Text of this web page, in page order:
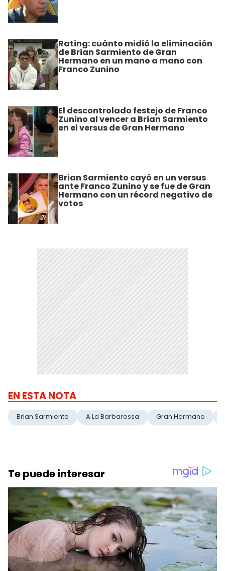
Rating: cuánto midió la eliminación
de Brian Sarmiento de Gran
Hermano en un mano a mano con
Franco Zunino
El descontrolado festejo de Franco
Zunino al vencer a Brian Sarmiento
en el versus de Gran Hermano
Brian Sarmiento cayó en un versus
ante Franco Zunino y se fue de Gran
Hermano con un récord negativo de
votos
EN ESTA NOTA
Brian Sarmiento A La Barbarossa Gran Hermano